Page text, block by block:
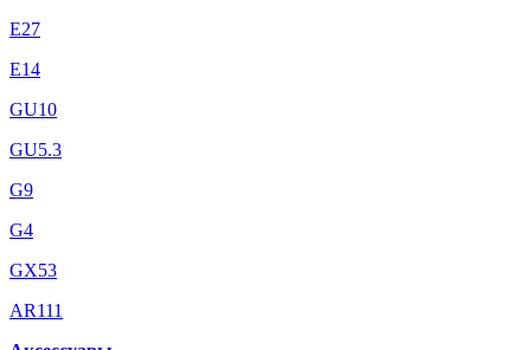
E27
E14
GU10
GU5.3
G9
G4
GX53
AR111